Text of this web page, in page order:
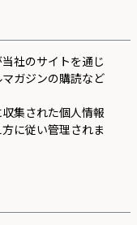
社のサイトを通じ
ガジンの購読など
集された個人情報
に従い管理されま